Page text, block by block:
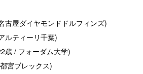
屋ダイヤモンドドルフィンズ)
ティーリ千葉)
/ フォーダム大学)
宮ブレックス)